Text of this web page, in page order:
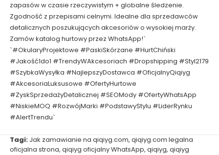
zapasów w czasie rzeczywistym + globalne śledzenie.
Zgodność z przepisami celnymi. Idealne dla sprzedawców
detalicznych poszukujących akcesoriów o wysokiej marży.
Zamów katalog hurtowy przez WhatsApp!`
`#OkularyProjektowe #PaskiSkórzane #HurtChiński
#Jakość1do1 #TrendyWAkcesoriach #Dropshipping #Styl2179
#SzybkaWysyłka #NajlepszyDostawca #OficjalnyQiqiyg
#AkcesoriaLuksusowe #OfertyHurtowe
#ZyskSprzedażyDetalicznej #SEOMody #OfertyWhatsApp
#NiskieMOQ #RozwójMarki #PodstawyStylu #LiderRynku
#AlertTrendu`
Tagi: Jak zamawianie na qiqiyg.com, qiqiyg.com legalna
oficjalna strona, qiqiyg oficjalny WhatsApp, qiqiyg, qiqiyg